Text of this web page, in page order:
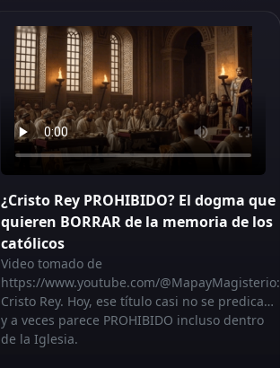
¿Cristo Rey PROHIBIDO? El dogma que
quieren BORRAR de la memoria de los
católicos
Video tomado de
https://www.youtube.com/@MapayMagisterio:
Cristo Rey. Hoy, ese título casi no se predica…
y a veces parece PROHIBIDO incluso dentro
de la Iglesia.